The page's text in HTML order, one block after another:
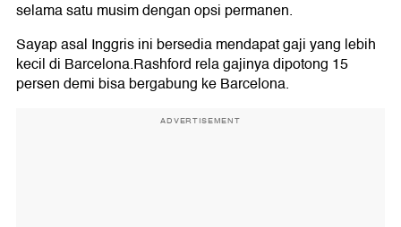
selama satu musim dengan opsi permanen.
Sayap asal Inggris ini bersedia mendapat gaji yang lebih
kecil di Barcelona.Rashford rela gajinya dipotong 15
persen demi bisa bergabung ke Barcelona.
ADVERTISEMENT